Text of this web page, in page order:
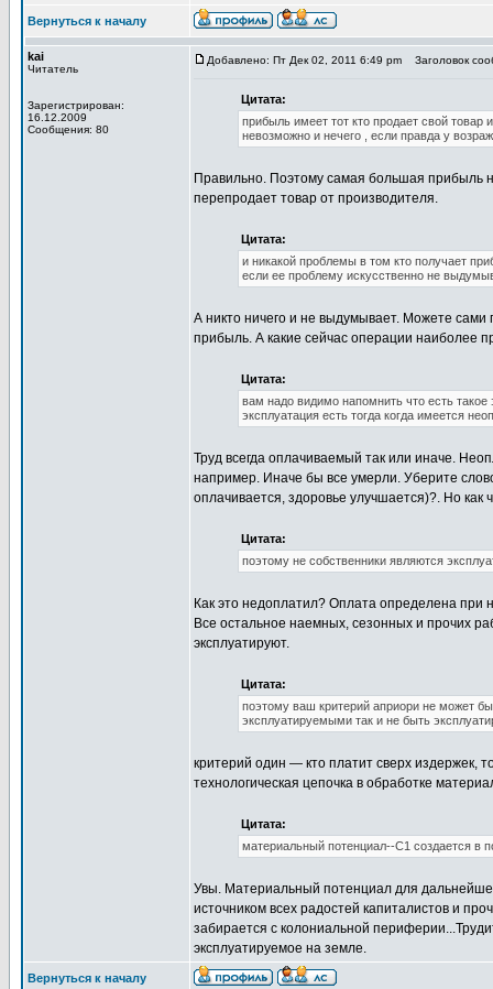
Вернуться к началу
kai
Читатель
Зарегистрирован:
16.12.2009
Сообщения: 80
Добавлено: Пт Дек 02, 2011 6:49 pm Заголовок
Цитата:
прибыль имеет тот кто продает свой товар
невозможно и нечего , если правда у
Правильно. Поэтому самая большая прибыль
перепродает товар от производителя.
Цитата:
и никакой проблемы в том кто получает
если ее проблему искусственно не
А никто ничего и не выдумывает. Можете сами
прибыль. А какие сейчас операции наиболее
Цитата:
вам надо видимо напомнить что есть такое
эксплуатация есть тогда когда имеется
Труд всегда оплачиваемый так или иначе.
например. Иначе бы все умерли. Уберите
оплачивается, здоровье улучшается)?. Но
Цитата:
поэтому не собственники являются
Как это недоплатил? Оплата определена при
Все остальное наемных, сезонных и прочих
эксплуатируют.
Цитата:
поэтому ваш критерий априори не может
эксплуатируемыми так и не быть
критерий один — кто платит сверх издержек,
технологическая цепочка в обработке
Цитата:
материальный потенциал--С1 создается в
Увы. Материальный потенциал для
источником всех радостей капиталистов и
забирается с колониальной
эксплуатируемое на земле.
Вернуться к началу